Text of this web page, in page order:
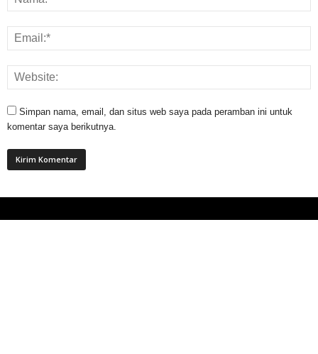
Simpan nama, email, dan situs web saya pada peramban ini untuk
komentar saya berikutnya.